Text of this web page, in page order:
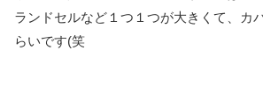
ランドセルなど１つ１つが大きくて、カ
らいです(笑